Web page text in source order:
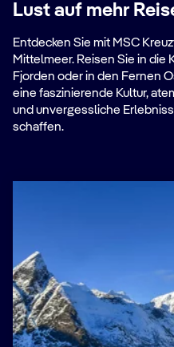
Lust auf mehr
Entdecken Sie mit MSC
Mittelmeer. Reisen Sie in die
Fjorden oder in den Fernen
eine faszinierende Kultur,
und unvergessliche
schaffen.